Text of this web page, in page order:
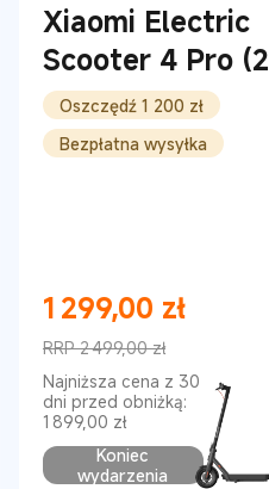
Xiaomi Electric
Scooter 4 Pro
Gen) Black
Oszczędź 1 200 zł
Bezpłatna wysyłka
1 299,00 zł
RRP 2 499,00 zł
Cena rynkowa 2 499,00 zł
Najniższa cena z 30
dni przed obniżką:
1 899,00 zł
Koniec
wydarzenia